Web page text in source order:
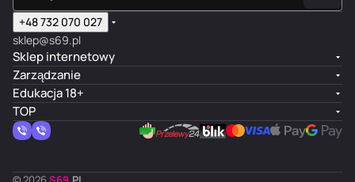
+48 732 070 027
sklep@s69.pl
Sklep internetowy
Zarządzanie
Edukacja 18+
TOP